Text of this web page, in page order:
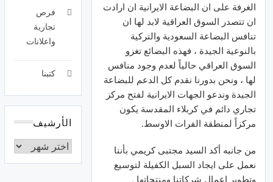
الغرفة على ان البضاعة الايرانية ان ارادت
ان تتصدر السوق العراقية لابد لها ان
تنافس البضاعة السعودية والتركية
بالنوعية الجيدة ، فهذه البضائع تغزو
السوق العراقي حالياً لعدم وجود منافس
لها ، ونحن بدورنا نقدم كل الدعم للبضاعة
الجيدة وندعو الجهات الايرانية لفتح مركز
تجاري دائم في كربلاء المقدسة يكون
مركزاً لمنطقة الفرات الاوسط.
من جانبه أكد السيد مجتبى كريمي بأننا
نعمل على ايجاد السبل الكفيلة لتوسيع
وتطوير اعمال شركاتنا ومنتجاتها ,
فرص
تجارية
واعلانات
كتبنا
الأرشيف